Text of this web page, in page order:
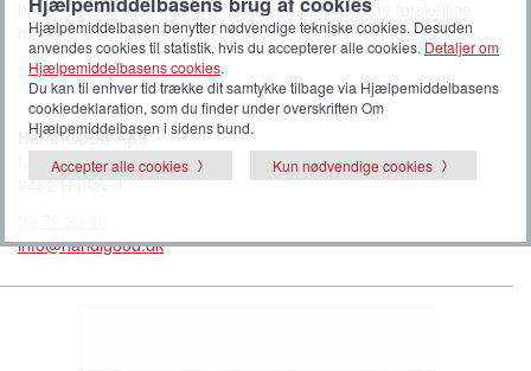
håndtag. Den laves efter mål, så den passer til de forskellige
bakker i kommunerne.
Føj til huskeliste
HandiGood ApS
Lilleringvej 14 B
8462 Harlev J
info@handigood.dk
Hjælpemiddelbasen benytter nødvendige tekniske cookies. Desuden
anvendes cookies til statistik, hvis du accepterer alle cookies. Detaljer om
Hjælpemiddelbasens cookies.
Du kan til enhver tid trække dit samtykke tilbage via Hjælpemiddelbasens
cookiedeklaration, som du finder under overskriften Om
Hjælpemiddelbasen i sidens bund.
Accepter alle cookies
Kun nødvendige cookies